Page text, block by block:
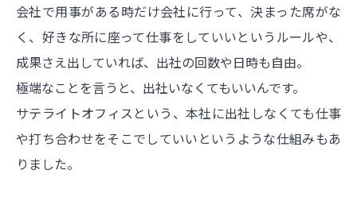
会社で用事がある時だけ会社に行って、決まった席がな
く、好きな所に座って仕事をしていいというルールや、
成果さえ出していれば、出社の回数や日時も自由。
極端なことを言うと、出社いなくてもいいんです。
サテライトオフィスという、本社に出社しなくても仕事
や打ち合わせをそこでしていいというような仕組みもあ
りました。